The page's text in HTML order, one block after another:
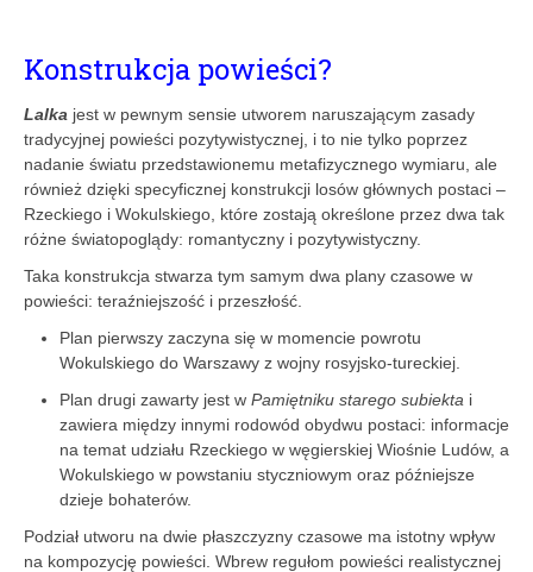
Konstrukcja powieści?
Lalka jest w pewnym sensie utworem naruszającym zasady
tradycyjnej powieści pozytywistycznej, i to nie tylko poprzez
nadanie światu przedstawionemu metafizycznego wymiaru, ale
również dzięki specyficznej konstrukcji losów głównych postaci –
Rzeckiego i Wokulskiego, które zostają określone przez dwa tak
różne światopoglądy: romantyczny i pozytywistyczny.
Taka konstrukcja stwarza tym samym dwa plany czasowe w
powieści: teraźniejszość i przeszłość.
Plan pierwszy zaczyna się w momencie powrotu
Wokulskiego do Warszawy z wojny rosyjsko-tureckiej.
Plan drugi zawarty jest w Pamiętniku starego subiekta i
zawiera między innymi rodowód obydwu postaci: informacje
na temat udziału Rzeckiego w węgierskiej Wiośnie Ludów, a
Wokulskiego w powstaniu styczniowym oraz późniejsze
dzieje bohaterów.
Podział utworu na dwie płaszczyzny czasowe ma istotny wpływ
na kompozycję powieści. Wbrew regułom powieści realistycznej